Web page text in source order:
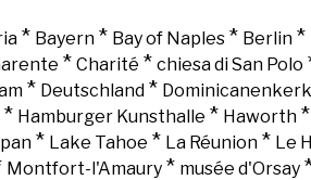
* Bayern* Bay of Naples* Berlin*
* Charité * chiesa di San Polo
* Deutschland * Dominicanenkerk
* Hamburger Kunsthalle * Haworth
* Lake Tahoe * La Réunion* Le
Montfort-l'Amaury * musée d'Orsay